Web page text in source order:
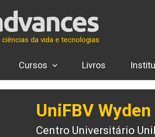
ciências da vida e tecnologias
Cursos Livros
UniFBV Wyden
Centro Universitário